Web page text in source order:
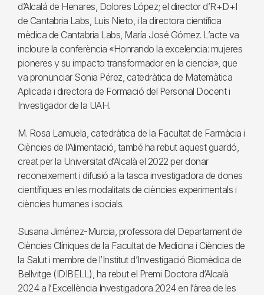
d’Alcalá de Henares, Dolores López; el director d’R+D+I
de Cantabria Labs, Luis Nieto, i la directora científica
mèdica de Cantabria Labs, María José Gómez. L’acte va
incloure la conferència «Honrando la excelencia: mujeres
pioneres y su impacto transformador en la ciencia», que
va pronunciar Sonia Pérez, catedràtica de Matemàtica
Aplicada i directora de Formació del Personal Docent i
Investigador de la UAH.
M. Rosa Lamuela, catedràtica de la Facultat de Farmàcia i
Ciències de l’Alimentació, també ha rebut aquest guardó,
creat per la Universitat d’Alcalà el 2022 per donar
reconeixement i difusió a la tasca investigadora de dones
científiques en les modalitats de ciències experimentals i
ciències humanes i socials.
Susana Jiménez-Murcia, professora del Departament de
Ciències Clíniques de la Facultat de Medicina i Ciències de
la Salut i membre de l’Institut d’Investigació Biomèdica de
Bellvitge (IDIBELL), ha rebut el Premi Doctora d’Alcalà
2024 a l’Excel·lència Investigadora 2024 en l’àrea de les